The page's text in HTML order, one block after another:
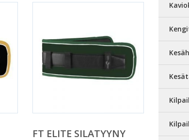
FT ELITE SILATYYNY